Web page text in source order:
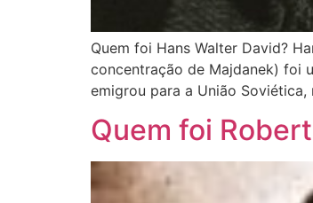
Quem foi Hans Walter David?
concentração de Majdanek) foi
emigrou para a União
Quem foi